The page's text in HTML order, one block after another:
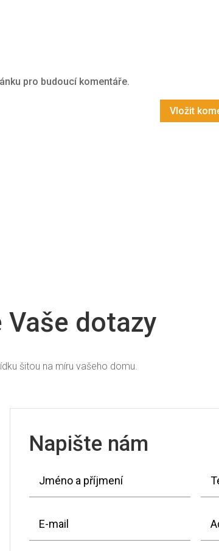
pro budoucí komentáře.
Vaše dotazy
šitou na míru vašeho domu.
Napište nám